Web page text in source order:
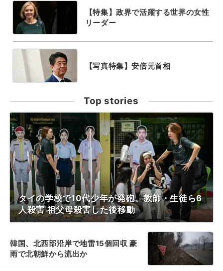
【特集】政界で活躍する世界の女性
リーダー
【写真特集】安倍元首相
Top stories
タイの学校で10代少年が発砲、教師・生徒ら6
人殺害 祖父母殺害した後移動
韓国、北西部沿岸で地雷15個回収 豪
雨で北朝鮮から流出か